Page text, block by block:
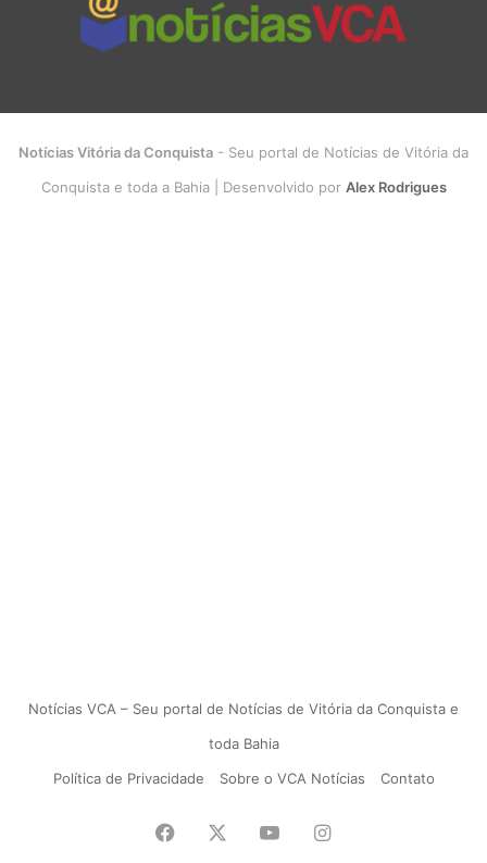
Notícias Vitória da Conquista - Seu portal de Notícias de Vitória da
Conquista e toda a Bahia | Desenvolvido por Alex Rodrigues
Notícias VCA – Seu portal de Notícias de Vitória da Conquista e
toda Bahia
Política de Privacidade
Sobre o VCA Notícias Contato
Facebook YouTubeInstagram